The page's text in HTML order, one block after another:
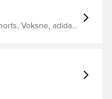
Voksne, adidas